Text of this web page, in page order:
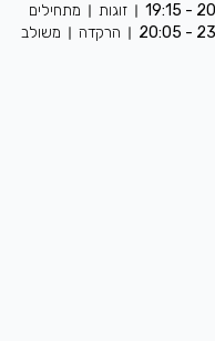
20:05
זוגות
מתחילים
23:30
הרקדה משולב